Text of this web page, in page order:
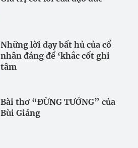
Những lời dạy bất hủ của cổ
nhân đáng để ‘khắc cốt ghi
tâm
Bài thơ “ĐỪNG TƯỞNG” của
Bùi Giáng